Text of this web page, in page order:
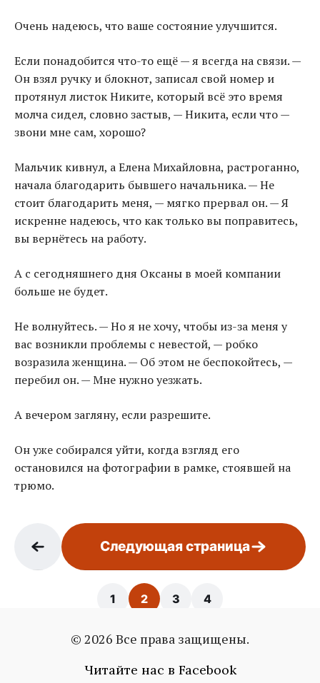
Очень надеюсь, что ваше состояние улучшится.
Если понадобится что-то ещё — я всегда на связи. —
Он взял ручку и блокнот, записал свой номер и
протянул листок Никите, который всё это время
молча сидел, словно застыв, — Никита, если что —
звони мне сам, хорошо?
Мальчик кивнул, а Елена Михайловна, растроганно,
начала благодарить бывшего начальника. — Не
стоит благодарить меня, — мягко прервал он. — Я
искренне надеюсь, что как только вы поправитесь,
вы вернётесь на работу.
А с сегодняшнего дня Оксаны в моей компании
больше не будет.
Не волнуйтесь. — Но я не хочу, чтобы из-за меня у
вас возникли проблемы с невестой, — робко
возразила женщина. — Об этом не беспокойтесь, —
перебил он. — Мне нужно уезжать.
А вечером загляну, если разрешите.
Он уже собирался уйти, когда взгляд его
остановился на фотографии в рамке, стоявшей на
трюмо.
Следующая страница
1 2 3 4
Страница: 2 / 4
© 2026 Все права защищены.
Читайте нас в Facebook